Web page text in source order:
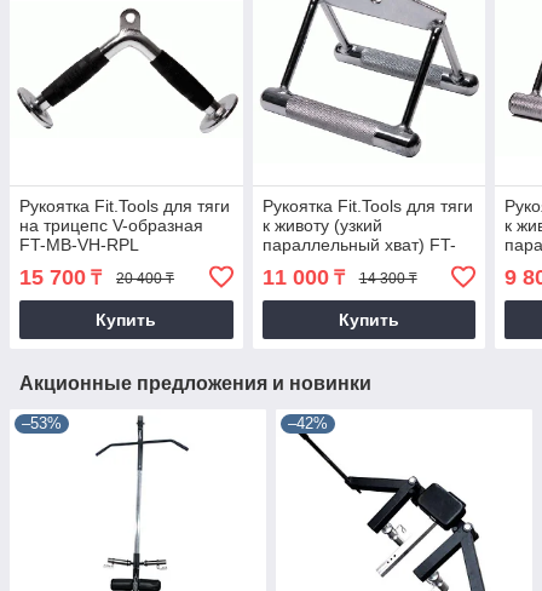
Рукоятка Fit.Tools для тяги
на трицепс V-образная
FT-MB-VH-RPL
15 700 ₸ 20 400 ₸
Купить
Рукоятка Fit.Tools для тяги
к животу (узкий
параллельный хват) FT-
MB-SRHS
11 000₸ 14 300 ₸
Купить
к
9
Акционные предложения и новинки
–53% –42%